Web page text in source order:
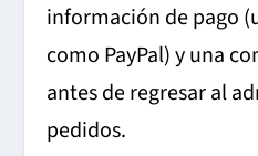
información de pago
como PayPal) y una
antes de regresar al
pedidos.